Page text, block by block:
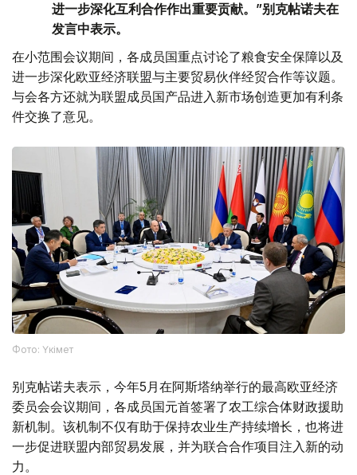
进一步深化互利合作作出重要贡献。”别克帖诺夫在
发言中表示。
在小范围会议期间，各成员国重点讨论了粮食安全保障以及
进一步深化欧亚经济联盟与主要贸易伙伴经贸合作等议题。
与会各方还就为联盟成员国产品进入新市场创造更加有利条
件交换了意见。
Фото: Үкімет
别克帖诺夫表示，今年5月在阿斯塔纳举行的最高欧亚经济
委员会会议期间，各成员国元首签署了农工综合体财政援助
新机制。该机制不仅有助于保持农业生产持续增长，也将进
一步促进联盟内部贸易发展，并为联合合作项目注入新的动
力。